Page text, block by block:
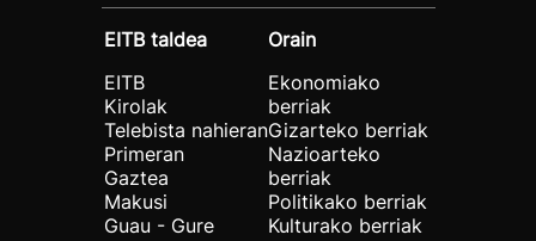
EITB taldea
EITB
Kirolak
Telebista nahieran
Primeran
Gaztea
Makusi
Guau - Gure
Orain
Ekonomiako
berriak
Gizarteko berriak
Nazioarteko
berriak
Politikako berriak
Kulturako berriak